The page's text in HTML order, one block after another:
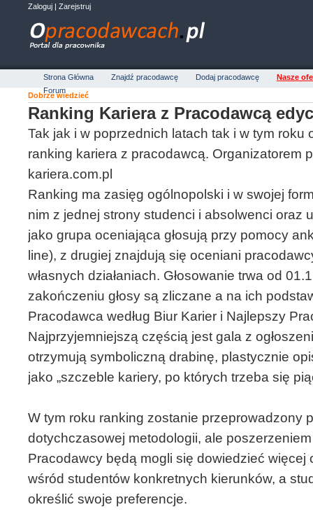
Zaloguj | Zarejstruj
Strona Główna Znajdź pracodawcę Dodaj pracodawcę
Nasze
Forum
Dobrze wiedzieć
Ranking Kariera z Pracodawcą
Tak jak i w poprzednich latach tak i w tym
ranking kariera z pracodawcą. Organizatorem
kariera.com.pl
Ranking ma zasięg ogólnopolski i w swojej
nim z jednej strony studenci i absolwenci oraz
jako grupa oceniająca głosują przy pomocy
line), z drugiej znajdują się oceniani
własnych działaniach. Głosowanie trwa od
zakończeniu głosy są zliczane a na ich
Pracodawca według Biur Karier i Najlepszy
Najprzyjemniejszą częścią jest gala z
otrzymują symboliczną drabinę, plastycznie
jako „szczeble kariery, po których trzeba się
W tym roku ranking zostanie przeprowadzony
dotychczasowej metodologii, ale
Pracodawcy będą mogli się dowiedzieć więcej
wśród studentów konkretnych kierunków, a
określić swoje preferencje.